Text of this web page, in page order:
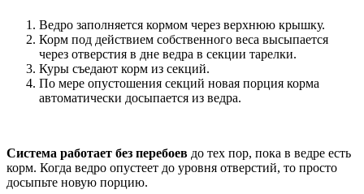
Ведро заполняется кормом через верхнюю крышку.
Корм под действием собственного веса высыпается
через отверстия в дне ведра в секции тарелки.
Куры съедают корм из секций.
По мере опустошения секций новая порция корма
автоматически досыпается из ведра.
Система работает без перебоев до тех пор, пока в ведре есть
корм. Когда ведро опустеет до уровня отверстий, то просто
досыпьте новую порцию.